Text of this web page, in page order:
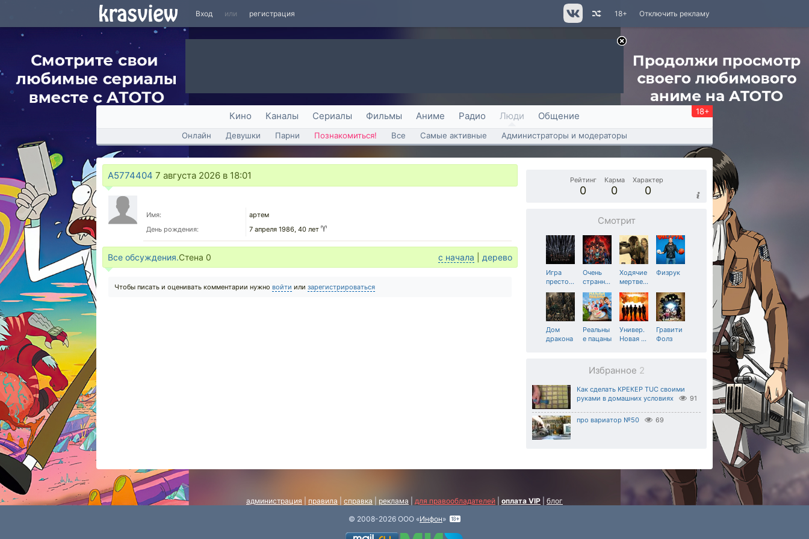
Вход или регистрация Отключить рекламу
18+
Кино Каналы Сериалы Фильмы Аниме Радио Люди Общение 18+
Онлайн Девушки Парни Познакомиться! Все Самые активные Администраторы и модераторы
A5774404 7 августа 2026 в 18:01
Имя:
артем
День рождения:
7 апреля 1986, 40 лет
Все обсуждения.Стена 0 с начала дерево
Чтобы писать и оценивать комментарии нужно войти или зарегистрироваться
Рейтинг
0
Карма
0
Характер
0
Смотрит
Игра
престо…
Очень
странн…
Ходячие
мертве…
Физрук
Дом
дракона
Реальны
е пацаны
Универ.
Новая …
Гравити
Фолз
Избранное 2
Как сделать КРЕКЕР TUC своими
руками в домашних условиях
91
про вариатор №50 69
администрация правила справка реклама для правообладателей оплата VIP
блог
© 2008-2026 ООО «Инфон»